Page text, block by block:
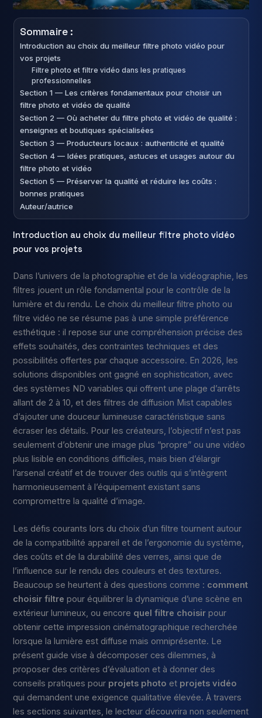
Sommaire :
Introduction au choix du meilleur filtre photo vidéo pour
vos projets
Filtre photo et filtre vidéo dans les pratiques
professionnelles
Section 1 — Les critères fondamentaux pour choisir un
filtre photo et vidéo de qualité
Section 2 — Où acheter du filtre photo et vidéo de qualité :
enseignes et boutiques spécialisées
Section 3 — Producteurs locaux : authenticité et qualité
Section 4 — Idées pratiques, astuces et usages autour du
filtre photo et vidéo
Section 5 — Préserver la qualité et réduire les coûts :
bonnes pratiques
Auteur/autrice
Introduction au choix du meilleur filtre photo vidéo
pour vos projets
Dans l’univers de la photographie et de la vidéographie, les
filtres jouent un rôle fondamental pour le contrôle de la
lumière et du rendu. Le choix du meilleur filtre photo ou
filtre vidéo ne se résume pas à une simple préférence
esthétique : il repose sur une compréhension précise des
effets souhaités, des contraintes techniques et des
possibilités offertes par chaque accessoire. En 2026, les
solutions disponibles ont gagné en sophistication, avec
des systèmes ND variables qui offrent une plage d’arrêts
allant de 2 à 10, et des filtres de diffusion Mist capables
d’ajouter une douceur lumineuse caractéristique sans
écraser les détails. Pour les créateurs, l’objectif n’est pas
seulement d’obtenir une image plus “propre” ou une vidéo
plus lisible en conditions difficiles, mais bien d’élargir
l’arsenal créatif et de trouver des outils qui s’intègrent
harmonieusement à l’équipement existant sans
compromettre la qualité d’image.
Les défis courants lors du choix d’un filtre tournent autour
de la compatibilité appareil et de l’ergonomie du système,
des coûts et de la durabilité des verres, ainsi que de
l’influence sur le rendu des couleurs et des textures.
Beaucoup se heurtent à des questions comme : comment
choisir filtre pour équilibrer la dynamique d’une scène en
extérieur lumineux, ou encore quel filtre choisir pour
obtenir cette impression cinématographique recherchée
lorsque la lumière est diffuse mais omniprésente. Le
présent guide vise à décomposer ces dilemmes, à
proposer des critères d’évaluation et à donner des
conseils pratiques pour projets photo et projets vidéo
qui demandent une exigence qualitative élevée. À travers
les sections suivantes, le lecteur découvrira non seulement